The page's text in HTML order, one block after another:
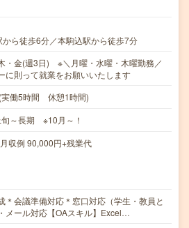
から徒歩6分／本駒込駅から徒歩7分
・金(週3日) ※＼月曜・水曜・木曜勤務／
に則って就業をお願いいたします
実働5時間 休憩1時間)
～長期 ※10月～！
収例 90,000円+残業代
＊会議準備対応＊窓口対応（学生・教員と
メール対応【OAスキル】Excel…